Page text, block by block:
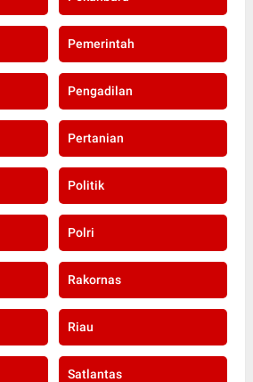
Pemerintah
Pengadilan
Pertanian
Politik
Polri
Rakornas
Riau
Satlantas